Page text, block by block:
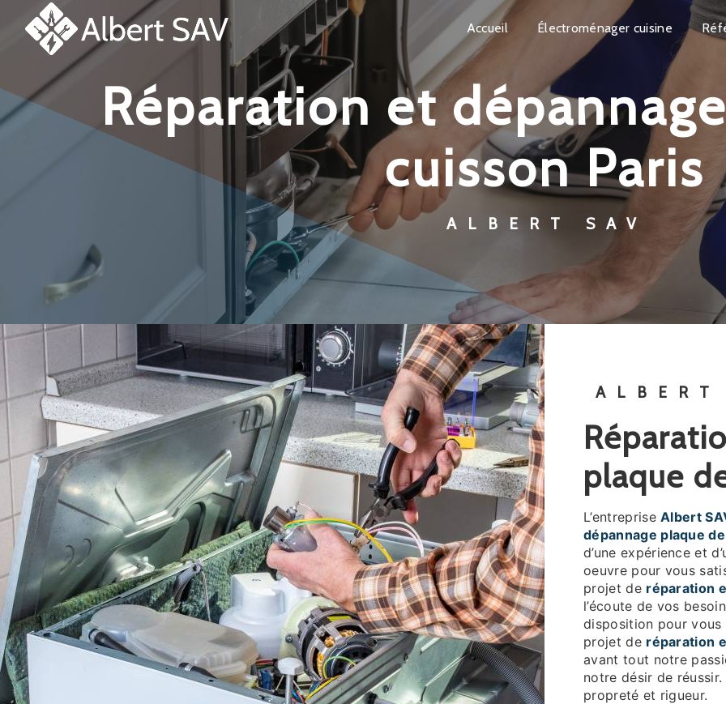
Accueil Électroménager cuisine
réparation et dépannage plaque de
cuisson Paris
ALBERT SAV
réparation et dépannage
plaque
L’entrepriseAlbert
dépannage plaque
d’une expérience et
oeuvre pour vous
projet de réparation
l’écoute de vos
disposition pour vous
projet de réparation
avant tout notre
notre désir de
propreté et rigueur.
Panneau de gestion des cookies